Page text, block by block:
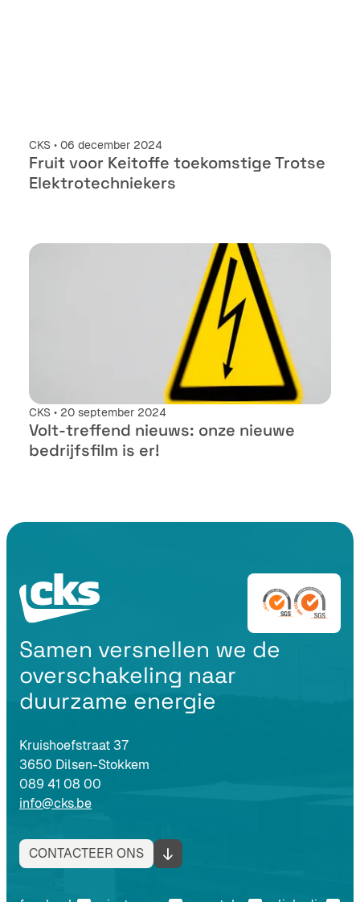
CKS • 06 december 2024
Fruit voor Keitoffe toekomstige Trotse
Elektrotechniekers
CKS • 20 september 2024
Volt-treffend nieuws: onze nieuwe
bedrijfsfilm is er!
Samen versnellen we de
overschakeling naar
duurzame energie
Kruishoefstraat 37
3650 Dilsen-Stokkem
089 41 08 00
info@cks.be
CONTACTEER ONS